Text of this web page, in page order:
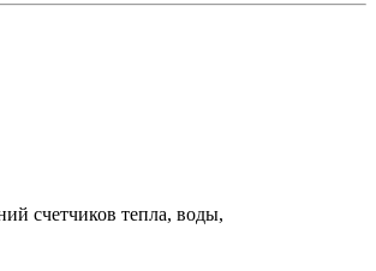
счетчиков тепла, воды,